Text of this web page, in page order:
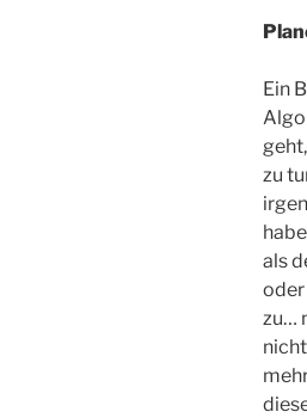
Ein
zu
als
oder
zu…